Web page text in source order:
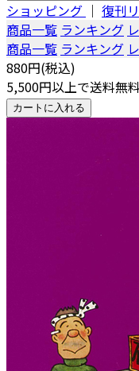
ショッピング ｜ 復刊
商品一覧 ランキング
商品一覧 ランキング
880円(税込)
5,500円以上で送料無料
カートに入れる